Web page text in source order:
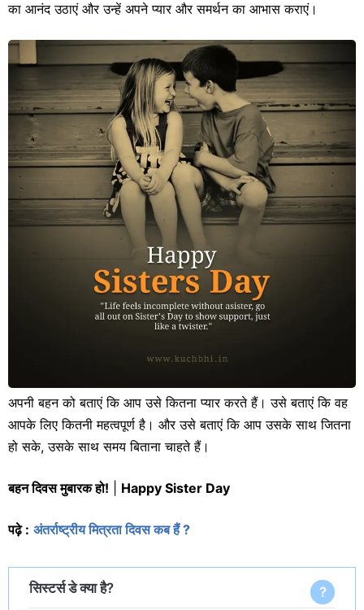
का आनंद उठाएं और उन्हें अपने प्यार और समर्थन का आभास कराएं।
अपनी बहन को बताएं कि आप उसे कितना प्यार करते हैं। उसे बताएं कि वह
आपके लिए कितनी महत्वपूर्ण है। और उसे बताएं कि आप उसके साथ जितना
हो सके, उसके साथ समय बिताना चाहते हैं।
बहन दिवस मुबारक हो! Happy Sister Day
पढ़े : अंतर्राष्ट्रीय मित्रता दिवस कब हैं ?
सिस्टर्स डे क्या है?